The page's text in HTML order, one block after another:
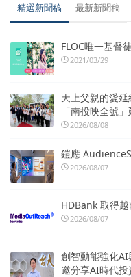
精選新聞稿 最新新聞稿
FLOC唯一基督
2021/03/29
天上父親的愛
「南投映全號
2026/08/08
鎧應
2026/08/07
HDBank 取得
2026/08/07
創智動能強化
邀分享AI時代投